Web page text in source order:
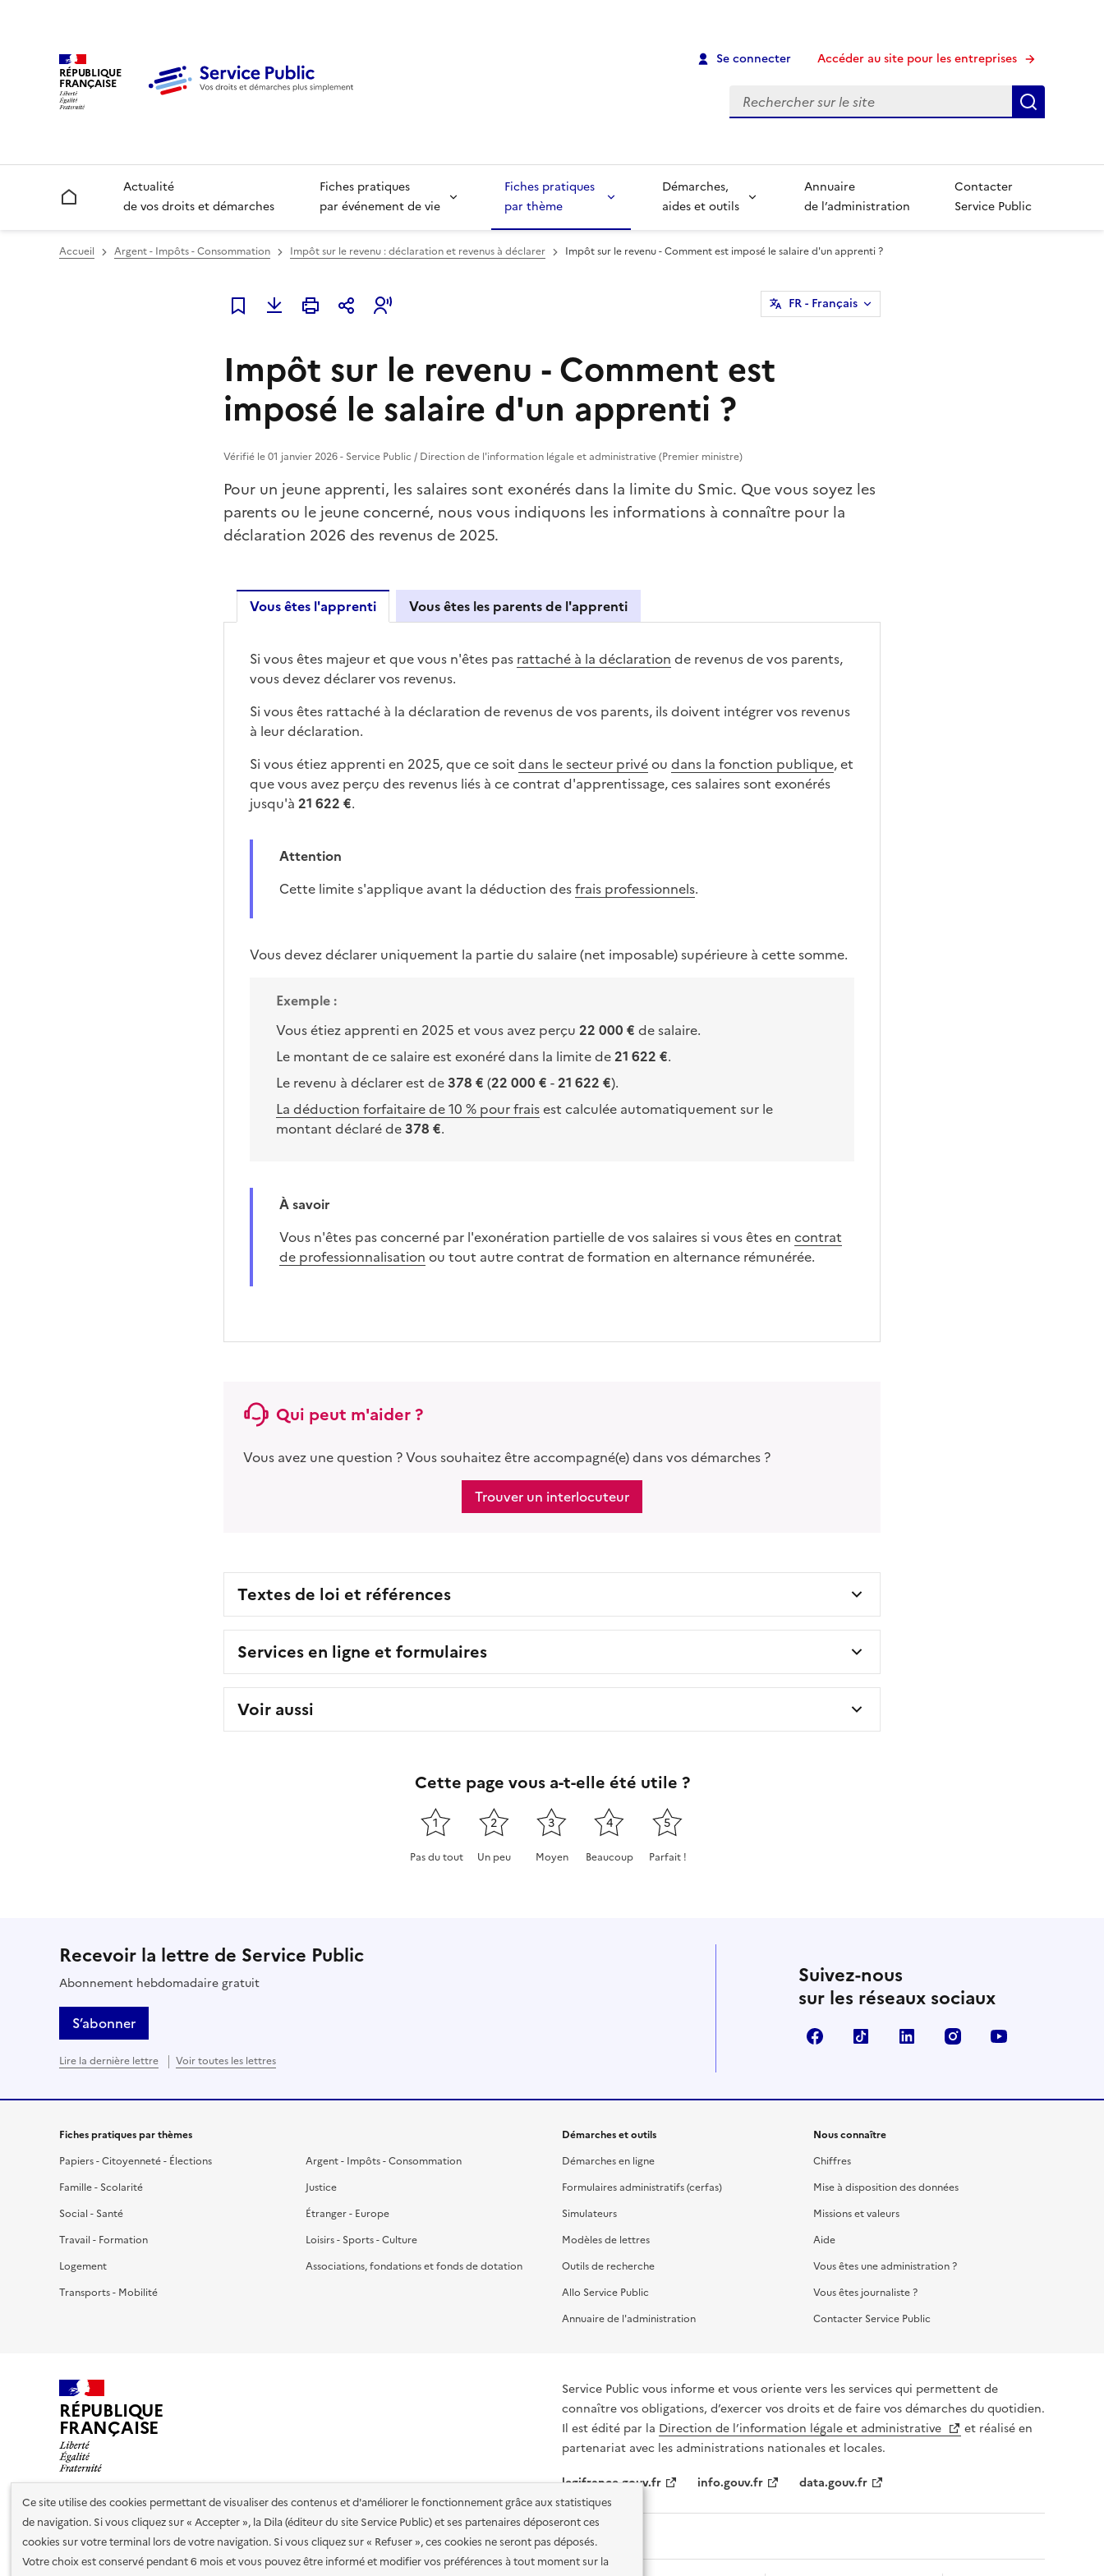
Ce site utilise des cookies permettant de visualiser des contenus et d'améliorer le fonctionnement grâce aux statistiques
de navigation. Si vous cliquez sur « Accepter », la Dila (éditeur du site Service Public) et ses partenaires déposeront ces
cookies sur votre terminal lors de votre navigation. Si vous cliquez sur « Refuser », ces cookies ne seront pas déposés.
Votre choix est conservé pendant 6 mois et vous pouvez être informé et modifier vos préférences à tout moment sur la
RÉPUBLIQUE
FRANÇAISE
Se connecter Accéder au site pour les entreprises
Recherche
Accueil
Actualité
de vos droits et démarches
Fiches pratiques
par événement de vie
Fiches pratiques
par thème
Démarches,
aides et outils
Annuaire
de l’administration
Contacter
Service Public
Accueil Argent - Impôts - Consommation Impôt sur le revenu : déclaration et revenus à déclarer Impôt sur le revenu - Comment est imposé le salaire d'un apprenti ?
Ajouter à mes favoris
FR- Français
Impôt sur le revenu - Comment est
imposé le salaire d'un apprenti ?
Vérifié le 01 janvier 2026 - Service Public / Direction de l'information légale et administrative (Premier ministre)
Pour un jeune apprenti, les salaires sont exonérés dans la limite du Smic. Que vous soyez les
parents ou le jeune concerné, nous vous indiquons les informations à connaître pour la
déclaration 2026 des revenus de 2025.
Vous êtes l'apprenti Vous êtes les parents de l'apprenti
Vous êtes l'apprenti
Si vous êtes majeur et que vous n'êtes pas rattaché à la déclaration de revenus de vos parents,
vous devez déclarer vos revenus.
Si vous êtes rattaché à la déclaration de revenus de vos parents, ils doivent intégrer vos revenus
à leur déclaration.
Si vous étiez apprenti en 2025, que ce soit dans le secteur privéou dans la fonction publique, et
que vous avez perçu des revenus liés à ce contrat d'apprentissage, ces salaires sont exonérés
jusqu'à 21 622 €.
Attention
Cette limite s'applique avant la déduction desfrais professionnels.
Vous devez déclarer uniquement la partie du salaire (net imposable) supérieure à cette somme.
Exemple :
Vous étiez apprenti en 2025 et vous avez perçu 22 000 € de salaire.
Le montant de ce salaire est exonéré dans la limite de21 622 €.
Le revenu à déclarer est de378 € (22 000 € -21 622 €).
La déduction forfaitaire de 10 % pour fraisest calculée automatiquement sur le
montant déclaré de378 €.
À savoir
Vous n'êtes pas concerné par l'exonération partielle de vos salaires si vous êtes en contrat
de professionnalisation ou tout autre contrat de formation en alternance rémunérée.
Qui peut m'aider ?
Vous avez une question ? Vous souhaitez être accompagné(e) dans vos démarches ?
Trouver un interlocuteur
Textes de loi et références
Services en ligne et formulaires
Voir aussi
Cette page vous a-t-elle été utile ?
1
Pas du tout
2
Un peu
3
Moyen
4
Beaucoup
5
Parfait !
Recevoir la lettre de Service Public
Abonnement hebdomadaire gratuit
S’abonner
Lire la dernière lettre Voir toutes les lettres
Suivez-nous
sur les réseaux sociaux
FacebookTikTok LinkedIn Instagram
Fiches pratiques par thèmes
Papiers - Citoyenneté - Élections
Famille - Scolarité
Social - Santé
Travail - Formation
Logement
Transports - Mobilité
Argent - Impôts - Consommation
Justice
Étranger - Europe
Loisirs - Sports - Culture
Associations, fondations et fonds de dotation
Démarches et outils
Démarches en ligne
Formulaires administratifs (cerfas)
Simulateurs
Modèles de lettres
Outils de recherche
Allo Service Public
Annuaire de l'administration
Nous connaître
Chiffres
Mise à disposition des données
Missions et valeurs
Aide
Vous êtes une administration ?
Vous êtes journaliste ?
Contacter Service Public
RÉPUBLIQUE
FRANÇAISE
Service Public vous informe et vous oriente vers les services qui permettent de
connaître vos obligations, d’exercer vos droits et de faire vos démarches du quotidien.
Il est édité par la Direction de l’information légale et administrative
et réalisé en
partenariat avec les administrations nationales et locales.
legifrance.gouv.fr
info.gouv.fr data.gouv.fr
Nos partenaires